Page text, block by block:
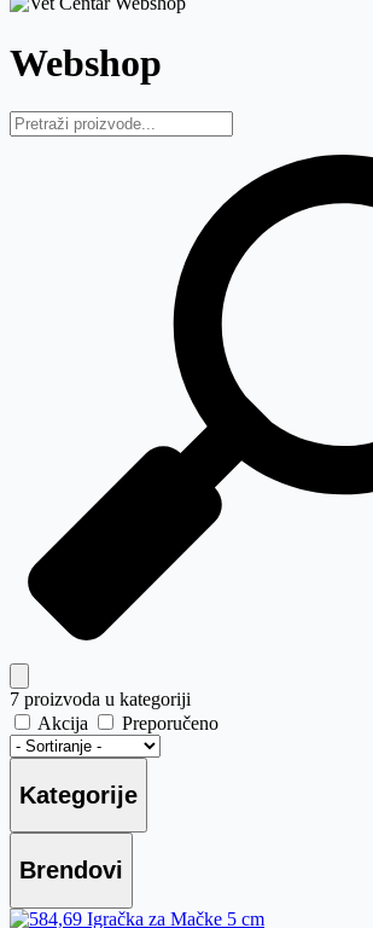
Webshop
7 proizvoda u kategoriji
Akcija
Preporučeno
Kategorije
Brendovi